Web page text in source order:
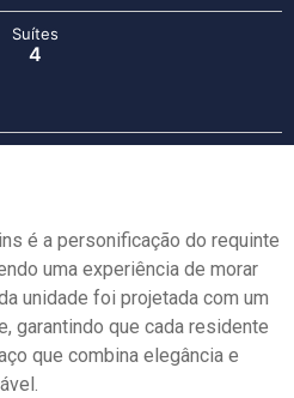
Suítes
4
é a personificação do requinte
uma experiência de morar
unidade foi projetada com um
garantindo que cada residente
que combina elegância e